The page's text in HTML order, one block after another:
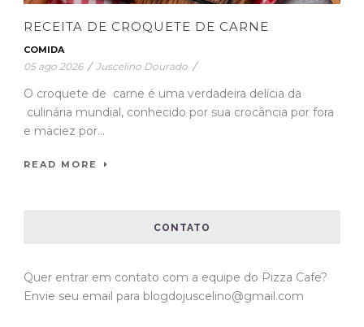
RECEITA DE CROQUETE DE CARNE
COMIDA
05 ago 2026 / Juscelino Dourado /
O croquete de carne é uma verdadeira delícia da
culinária mundial, conhecido por sua crocância por fora
e maciez por...
READ MORE
CONTATO
Quer entrar em contato com a equipe do Pizza Cafe?
Envie seu email para blogdojuscelino@gmail.com